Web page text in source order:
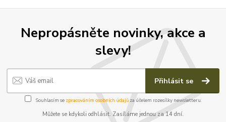
Nepropásněte novinky, akce a
slevy!
Přihlásit se
Souhlasím se zpracováním osobních údajůza účelem rozesílky newsletteru.
Můžete se kdykoli odhlásit. Zasíláme jednou za 14 dní.